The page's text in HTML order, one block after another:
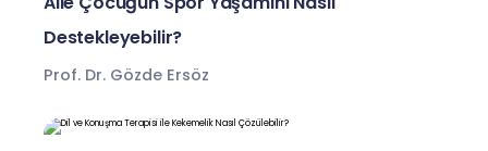
Destekleyebilir?
Prof. Dr. Gözde Ersöz